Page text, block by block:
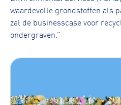
waardevolle grondstoffen als
zal de businesscase voor
ondergraven.”